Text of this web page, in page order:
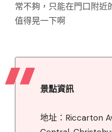
常不夠，只能在門口附近
值得晃一下啊
景點資訊
地址：Riccarton